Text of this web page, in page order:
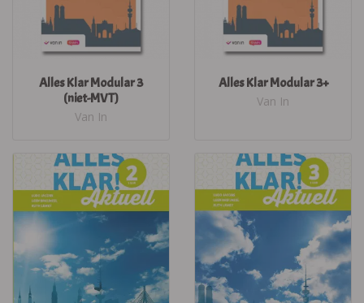
Alles Klar Modular 3
(niet-MVT)
Van In
Alles Klar Modular 3+
Van In